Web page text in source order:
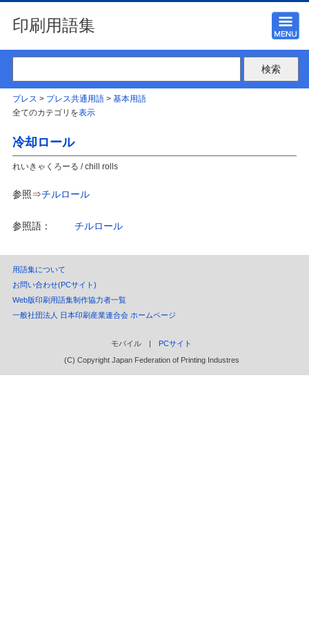
印刷用語集
プレス > プレス共通用語> 基本用語
全てのカテゴリを表示
冷却ロール
れいきゃくろーる / chill rolls
参照⇒チルロール
参照語： チルロール
用語集について
お問い合わせ(PCサイト)
Web版印刷用語集制作協力者一覧
一般社団法人 日本印刷産業連合会 ホームページ
モバイル | PCサイト
(C) Copyright Japan Federation of Printing Industres